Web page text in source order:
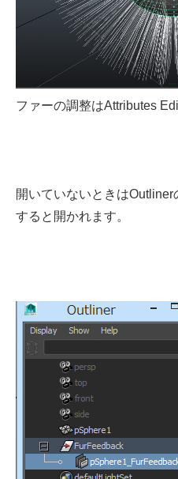
ファーの調整はAttributes
開いていないときは
すると開かれます。